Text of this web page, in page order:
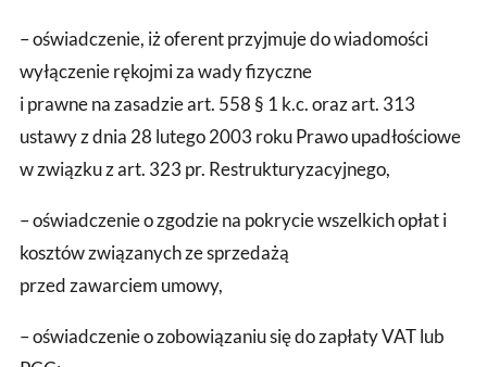
– oświadczenie, iż oferent przyjmuje do wiadomości
wyłączenie rękojmi za wady fizyczne
i prawne na zasadzie art. 558 § 1 k.c. oraz art. 313
ustawy z dnia 28 lutego 2003 roku Prawo upadłościowe
w związku z art. 323 pr. Restrukturyzacyjnego,
– oświadczenie o zgodzie na pokrycie wszelkich opłat i
kosztów związanych ze sprzedażą
przed zawarciem umowy,
– oświadczenie o zobowiązaniu się do zapłaty VAT lub